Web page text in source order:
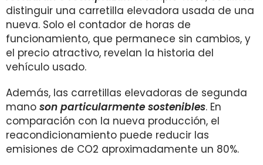
distinguir una carretilla elevadora usada de una
nueva. Solo el contador de horas de
funcionamiento, que permanece sin cambios, y
el precio atractivo, revelan la historia del
vehículo usado.
Además, las carretillas elevadoras de segunda
mano son particularmente sostenibles. En
comparación con la nueva producción, el
reacondicionamiento puede reducir las
emisiones de CO2 aproximadamente un 80%.